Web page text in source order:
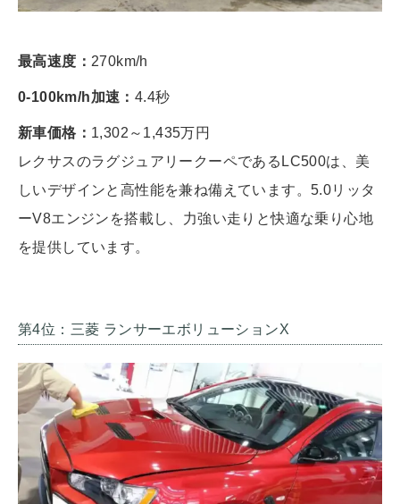
最高速度： 270km/h
0-100km/h加速： 4.4秒
新車価格： 1,302～1,435万円
レクサスのラグジュアリークーペであるLC500は、美
しいデザインと高性能を兼ね備えています。5.0リッタ
ーV8エンジンを搭載し、力強い走りと快適な乗り心地
を提供しています。
第4位：三菱 ランサーエボリューションX